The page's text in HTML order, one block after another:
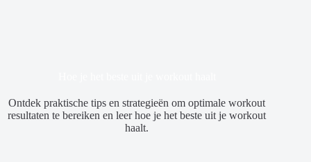
Ontdek praktische tips en strategieën om optimale workout
resultaten te bereiken en leer hoe je het beste uit je workout
haalt.